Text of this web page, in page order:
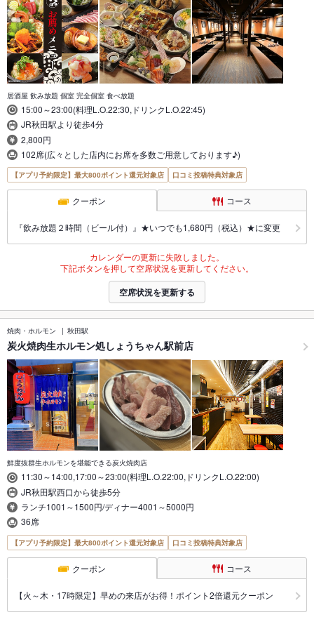
居酒屋 飲み放題 個室 完全個室 食べ放題
15:00～23:00(料理L.O.22:30,ドリンクL.O.22:45)
JR秋田駅より徒歩4分
2,800円
102席(広々とした店内にお席を多数ご用意しております♪)
【アプリ予約限定】最大800ポイント還元対象店 口コミ投稿特典対象店
クーポン コース
『飲み放題２時間（ビール付）』★いつでも1,680円（税込）★に変更
カレンダーの更新に失敗しました。
下記ボタンを押して空席状況を更新してください。
空席状況を更新する
焼肉・ホルモン 秋田駅
炭火焼肉生ホルモン処しょうちゃん駅前店
鮮度抜群生ホルモンを堪能できる炭火焼肉店
11:30～14:00,17:00～23:00(料理L.O.22:00,ドリンクL.O.22:00)
JR秋田駅西口から徒歩5分
ランチ1001～1500円/ディナー4001～5000円
36席
【アプリ予約限定】最大800ポイント還元対象店 口コミ投稿特典対象店
クーポン コース
【火～木・17時限定】早めの来店がお得！ポイント2倍還元クーポン